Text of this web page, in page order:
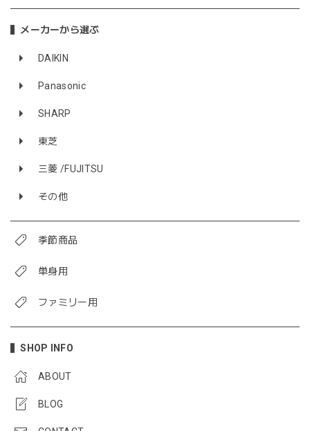
メーカーから選ぶ
DAIKIN
Panasonic
SHARP
東芝
三菱 /FUJITSU
その他
季節商品
単身用
ファミリー用
SHOP INFO
ABOUT
BLOG